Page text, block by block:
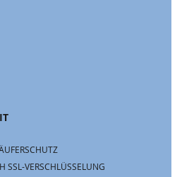
SSL-VERSCHLÜSSELUNG